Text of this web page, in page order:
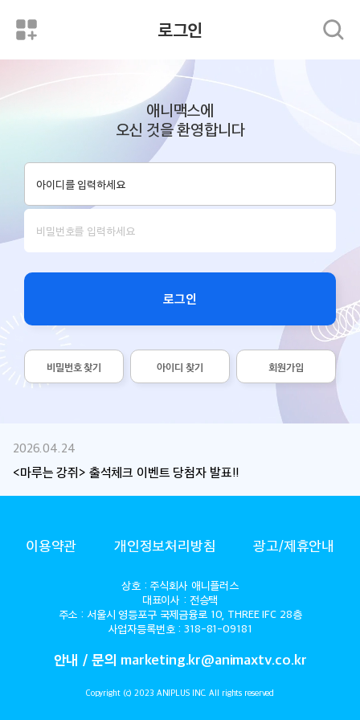
로그인
애니맥스에
오신 것을 환영합니다
로그인
비밀번호 찾기 아이디 찾기 회원가입
2026.04.24
<마루는 강쥐> 출석체크 이벤트 당첨자 발표!!
ANIMAX이용약관 개인정보처리방침 광고/제휴안내
상호 : 주식회사 애니플러스
대표이사 : 전승택
주소 : 서울시 영등포구 국제금융로 10, THREE IFC 28층
사업자등록번호 : 318-81-09181
안내 / 문의 marketing.kr@animaxtv.co.kr
Copyright (c) 2023 ANIPLUS INC. All rights reserved